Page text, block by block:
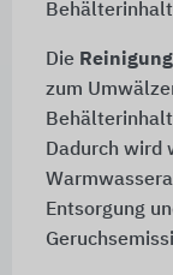
Die Reinigung
zum
Dadurch wird
Entsorgung